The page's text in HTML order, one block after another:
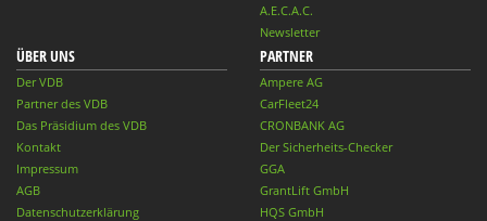
A.E.C.A.C.
Newsletter
ÜBER UNS
Der VDB
Partner des VDB
Das Präsidium des VDB
Kontakt
Impressum
AGB
Datenschutzerklärung
PARTNER
Ampere AG
CarFleet24
CRONBANK AG
Der Sicherheits-Checker
GGA
GrantLift GmbH
HQS GmbH